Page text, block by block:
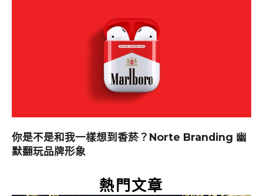
你是不是和我一樣想到香菸？Norte Branding 幽
默翻玩品牌形象
熱門文章